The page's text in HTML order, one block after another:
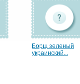
Борщ зеленый
украинский...